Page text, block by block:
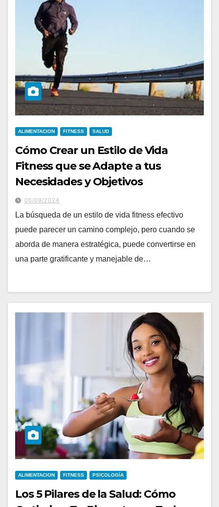
ALIMENTACION FITNESS SALUD
Cómo Crear un Estilo de Vida
Fitness que se Adapte a tus
Necesidades y Objetivos
06/09/2024
La búsqueda de un estilo de vida fitness efectivo
puede parecer un camino complejo, pero cuando se
aborda de manera estratégica, puede convertirse en
una parte gratificante y manejable de…
ALIMENTACION FITNESS PSICOLOGÍA
Los 5 Pilares de la Salud: Cómo